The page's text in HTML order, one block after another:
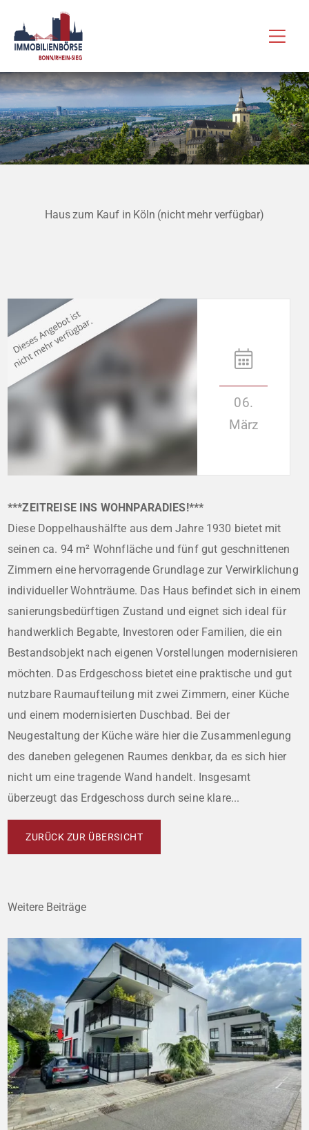
Inhalt
springen
Haus zum Kauf in Köln (nicht mehr verfügbar)
06.
März
***ZEITREISE INS WOHNPARADIES!***
Diese Doppelhaushälfte aus dem Jahre 1930 bietet mit
seinen ca. 94 m² Wohnfläche und fünf gut geschnittenen
Zimmern eine hervorragende Grundlage zur Verwirklichung
individueller Wohnträume. Das Haus befindet sich in einem
sanierungsbedürftigen Zustand und eignet sich ideal für
handwerklich Begabte, Investoren oder Familien, die ein
Bestandsobjekt nach eigenen Vorstellungen modernisieren
möchten. Das Erdgeschoss bietet eine praktische und gut
nutzbare Raumaufteilung mit zwei Zimmern, einer Küche
und einem modernisierten Duschbad. Bei der
Neugestaltung der Küche wäre hier die Zusammenlegung
des daneben gelegenen Raumes denkbar, da es sich hier
nicht um eine tragende Wand handelt. Insgesamt
überzeugt das Erdgeschoss durch seine klare...
ZURÜCK ZUR ÜBERSICHT
Weitere Beiträge